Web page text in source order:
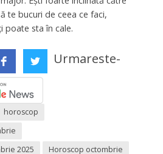
te bucuri de ceea ce faci,
poate sta în cale.
Urmareste-
horoscop
2025
Horoscop octombrie